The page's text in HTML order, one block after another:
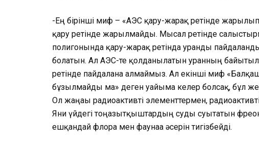
-Ең бірінші миф – «АЭС қару-жарақ ретінде
қару ретінде жарылмайды. Мысал ретінде
полигонында қару-жарақ ретінда уранды
болатын. Ал АЭС-те қолданылатын уранның
ретінде пайдалана алмаймыз. Ал екінші миф
бұзылмайды ма» деген уайымға келер болсақ, бұл
Ол жаңағы радиоактивті элементтермен,
Яғни үйдегі тоңазытқыштардың суды суытатын
ешқандай флора мен фаунаға әсерін тигізбейді.